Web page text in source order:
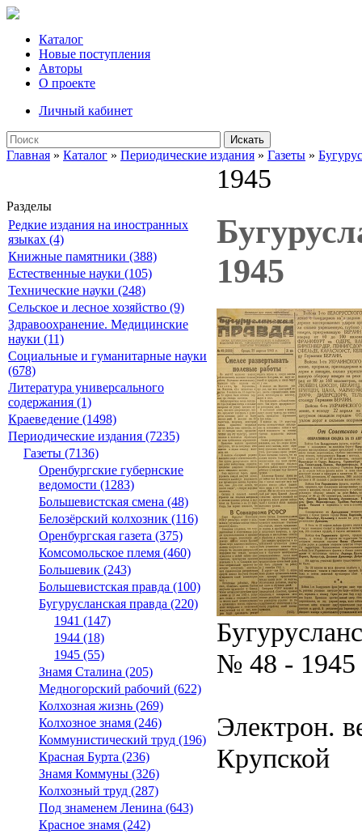
Каталог
Новые поступления
Авторы
О проекте
Личный кабинет
Искать
Главная » Каталог » Периодические издания » Газеты »
Разделы
Редкие издания на иностранных
языках (4)
Книжные памятники (388)
Естественные науки (105)
Технические науки (248)
Сельское и лесное хозяйство (9)
Здравоохранение. Медицинские
науки (11)
Социальные и гуманитарные науки
(678)
Литература универсального
содержания (1)
Краеведение (1498)
Периодические издания (7235)
Газеты (7136)
Оренбургские губернские
ведомости (1283)
Большевистская смена (48)
Белозёрский колхозник (116)
Оренбургская газета (375)
Комсомольское племя (460)
Большевик (243)
Большевистская правда (100)
Бугурусланская правда (220)
1941 (147)
1944 (18)
1945 (55)
Знамя Сталина (205)
Медногорский рабочий (622)
Колхозная жизнь (269)
Колхозное знамя (246)
Коммунистический труд (196)
Красная Бурта (236)
Знамя Коммуны (326)
Колхозный труд (287)
Под знаменем Ленина (643)
Красное знамя (242)
1945
1945
№ 48 - 1945
Электрон.
Крупской